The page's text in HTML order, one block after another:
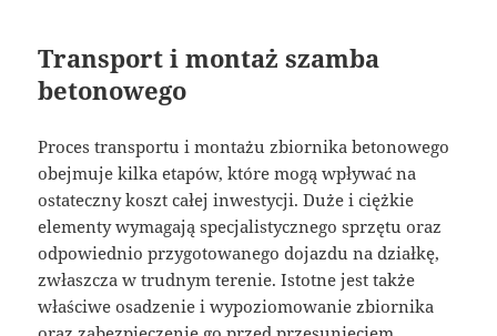
Transport i montaż szamba
betonowego
Proces transportu i montażu zbiornika betonowego
obejmuje kilka etapów, które mogą wpływać na
ostateczny koszt całej inwestycji. Duże i ciężkie
elementy wymagają specjalistycznego sprzętu oraz
odpowiednio przygotowanego dojazdu na działkę,
zwłaszcza w trudnym terenie. Istotne jest także
właściwe osadzenie i wypoziomowanie zbiornika